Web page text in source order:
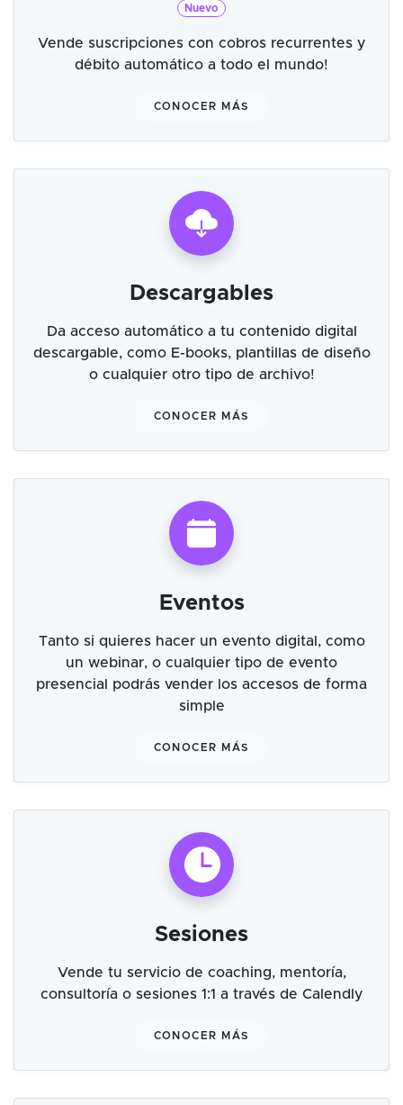
Nuevo
Vende suscripciones con cobros recurrentes y
débito automático a todo el mundo!
CONOCER MÁS
Descargables
Da acceso automático a tu contenido digital
descargable, como E-books, plantillas de diseño
o cualquier otro tipo de archivo!
CONOCER MÁS
Eventos
Tanto si quieres hacer un evento digital, como
un webinar, o cualquier tipo de evento
presencial podrás vender los accesos de forma
simple
CONOCER MÁS
Sesiones
Vende tu servicio de coaching, mentoría,
consultoría o sesiones 1:1 a través de Calendly
CONOCER MÁS